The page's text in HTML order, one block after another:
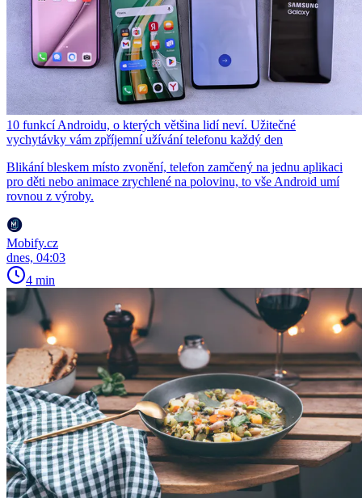
10 funkcí Androidu, o kterých většina lidí neví. Užitečné
vychytávky vám zpříjemní užívání telefonu každý den
Blikání bleskem místo zvonění, telefon zamčený na jednu aplikaci
pro děti nebo animace zrychlené na polovinu, to vše Android umí
rovnou z výroby.
Mobify.cz
dnes, 04:03
4 min